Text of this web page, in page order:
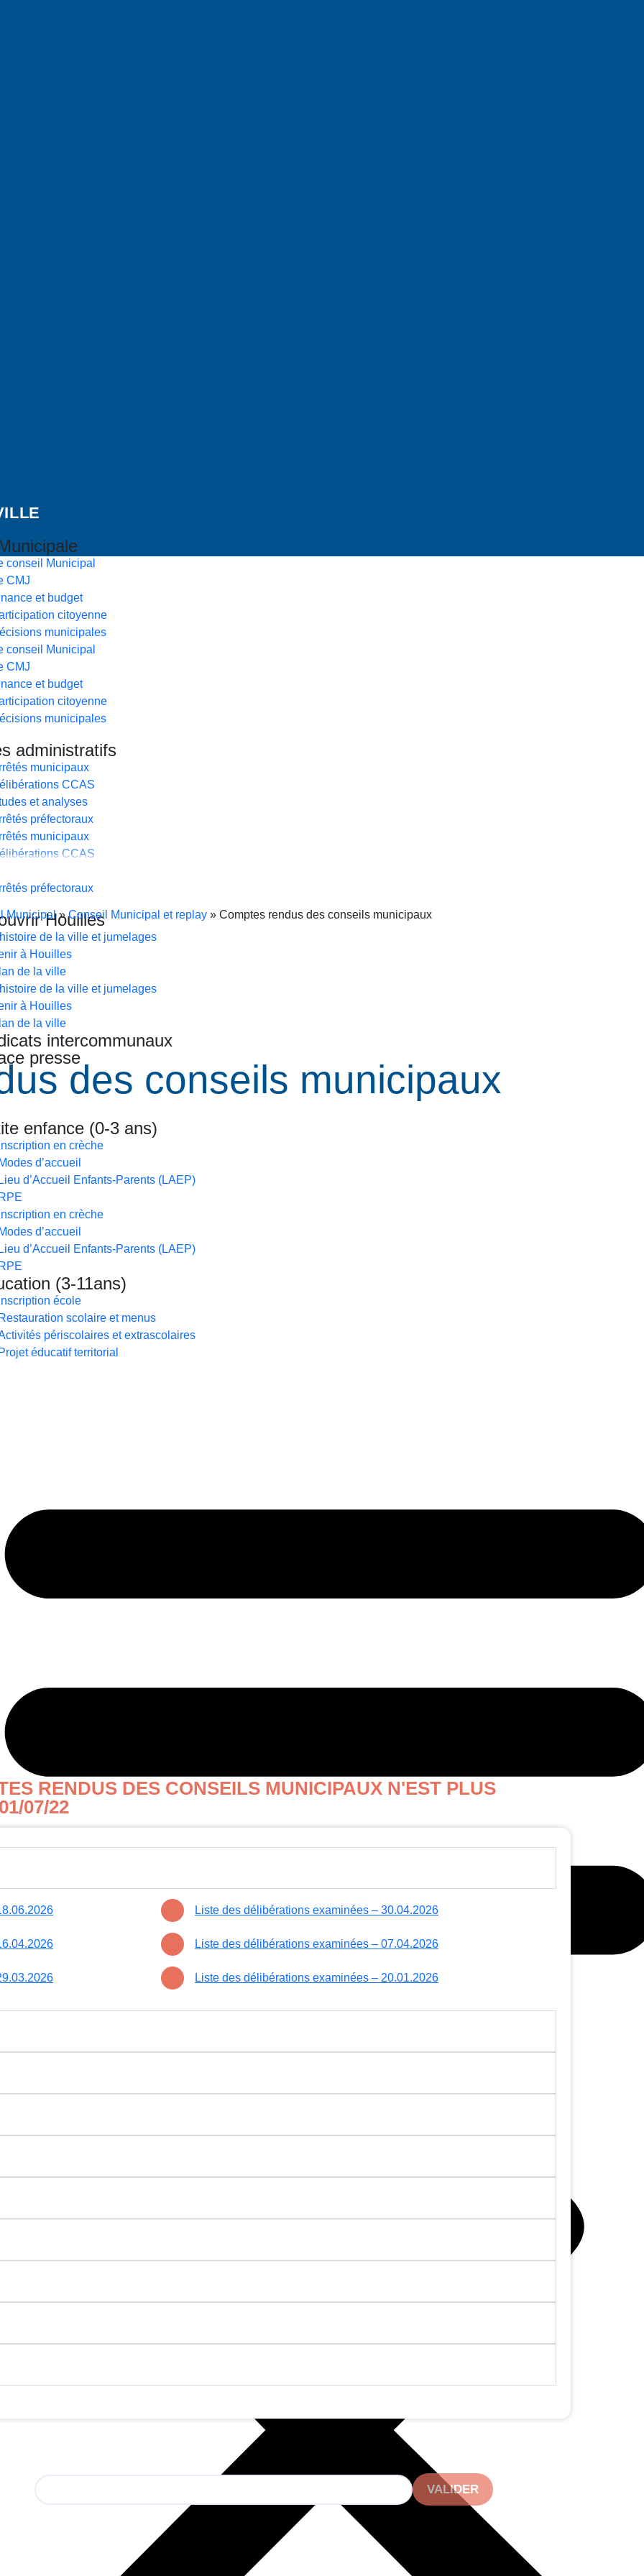
conseil Municipal
CMJ
et budget
citoyenne
municipales
conseil Municipal
CMJ
et budget
citoyenne
municipales
administratifs
municipaux
CCAS
et analyses
préfectoraux
municipaux
CCAS
préfectoraux
Houilles
de la ville et jumelages
à Houilles
de la ville
de la ville et jumelages
à Houilles
de la ville
intercommunaux
presse
QUOTIDIEN
enfance (0-3 ans)
Inscription en crèche
Modes d’accueil
Lieu d’Accueil Enfants-Parents (LAEP)
RPE
Inscription en crèche
Modes d’accueil
Lieu d’Accueil Enfants-Parents (LAEP)
RPE
(3-11ans)
Inscription école
Restauration scolaire et menus
périscolaires et extrascolaires
Projet éducatif territorial
Municipal»Conseil Municipal et replay » Comptes rendus des conseils municipaux
des conseils municipaux
RENDUS DES CONSEILS MUNICIPAUX N'EST PLUS
07/22
Liste des délibérations examinées – 30.04.2026
Liste des délibérations examinées – 07.04.2026
Liste des délibérations examinées – 20.01.2026
VALIDER